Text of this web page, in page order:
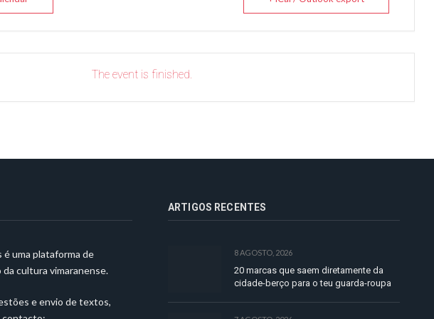
The event is finished.
é uma plataforma de
cultura vimaranense.
e envio de textos,
ARTIGOS RECENTES
8 AGOSTO, 2026
20 marcas que saem diretamente da
cidade-berço para o teu guarda-roupa